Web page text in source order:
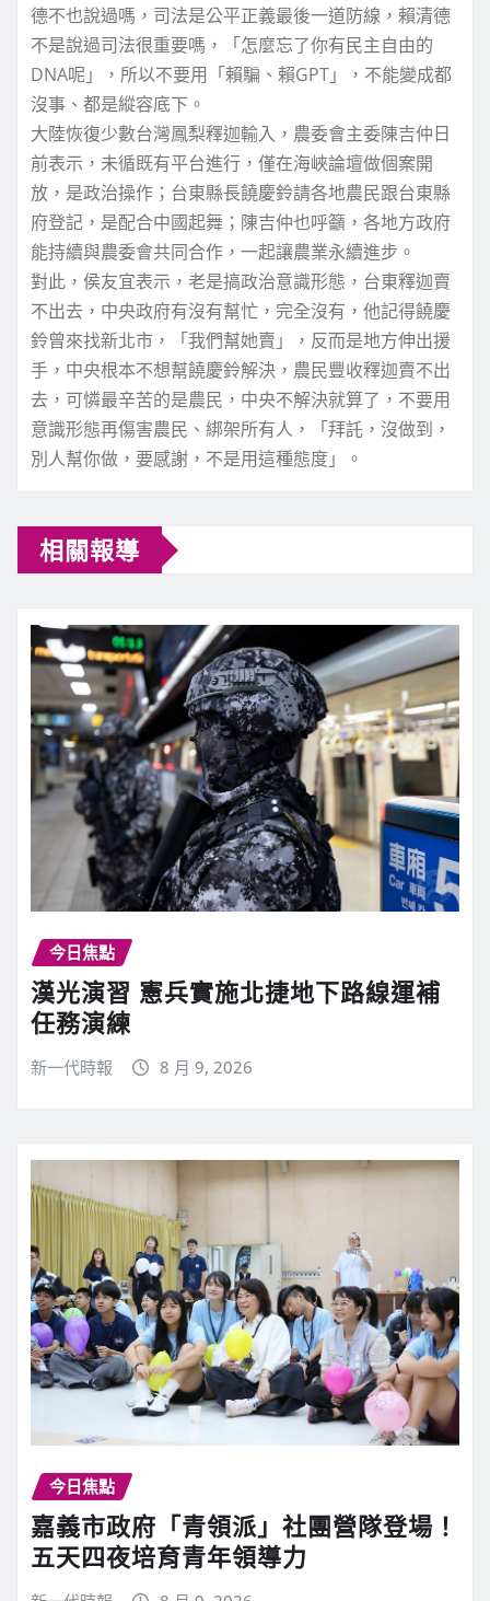
德不也說過嗎，司法是公平正義最後一道防線，賴清德
不是說過司法很重要嗎，「怎麼忘了你有民主自由的
DNA呢」，所以不要用「賴騙、賴GPT」，不能變成都
沒事、都是縱容底下。
大陸恢復少數台灣鳳梨釋迦輸入，農委會主委陳吉仲日
前表示，未循既有平台進行，僅在海峽論壇做個案開
放，是政治操作；台東縣長饒慶鈴請各地農民跟台東縣
府登記，是配合中國起舞；陳吉仲也呼籲，各地方政府
能持續與農委會共同合作，一起讓農業永續進步。
對此，侯友宜表示，老是搞政治意識形態，台東釋迦賣
不出去，中央政府有沒有幫忙，完全沒有，他記得饒慶
鈴曾來找新北市，「我們幫她賣」，反而是地方伸出援
手，中央根本不想幫饒慶鈴解決，農民豐收釋迦賣不出
去，可憐最辛苦的是農民，中央不解決就算了，不要用
意識形態再傷害農民、綁架所有人，「拜託，沒做到，
別人幫你做，要感謝，不是用這種態度」。
相關報導
今日焦點
漢光演習 憲兵實施北捷地下路線運補
任務演練
新一代時報 8 月 9, 2026
今日焦點
嘉義市政府「青領派」社團營隊登場！
五天四夜培育青年領導力